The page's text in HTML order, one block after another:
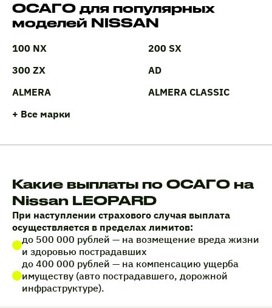
ОСАГО для популярных
моделей NISSAN
100 NX
200 SX
300 ZX
AD
ALMERA
ALMERA CLASSIC
+ Все марки
Какие выплаты по ОСАГО на
Nissan LEOPARD
При наступлении страхового случая выплата
осуществляется в пределах лимитов:
до 500 000 рублей — на возмещение вреда жизни
и здоровью пострадавших
до 400 000 рублей — на компенсацию ущерба
имуществу (авто пострадавшего, дорожной
инфраструктуре).